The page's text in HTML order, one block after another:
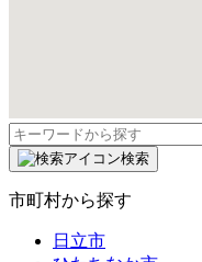
検
索:
検索
市町村から探す
日立市